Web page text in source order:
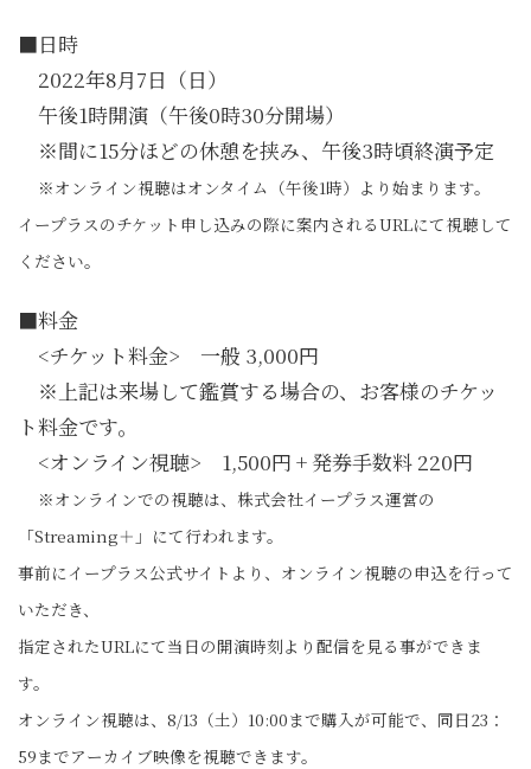
■日時
2022年8月7日（日）
午後1時開演（午後0時30分開場）
※間に15分ほどの休憩を挟み、午後3時頃終演予定
※オンライン視聴はオンタイム（午後1時）より始まります。
イープラスのチケット申し込みの際に案内されるURLにて視聴して
ください。
■料金
<チケット料金> 一般 3,000円
※上記は来場して鑑賞する場合の、お客様のチケッ
ト料金です。
<オンライン視聴> 1,500円 + 発券手数料 220円
※オンラインでの視聴は、株式会社イープラス運営の
「Streaming＋」にて行われます。
事前にイープラス公式サイトより、オンライン視聴の申込を行って
いただき、
指定されたURLにて当日の開演時刻より配信を見る事ができま
す。
オンライン視聴は、8/13（土）10:00まで購入が可能で、同日23：
59までアーカイブ映像を視聴できます。